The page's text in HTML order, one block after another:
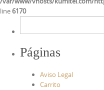
line6170
Páginas
Aviso Legal
Carrito